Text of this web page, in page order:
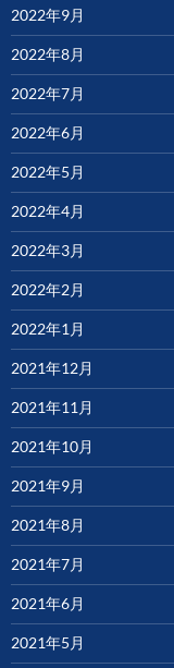
2022年9月
2022年8月
2022年7月
2022年6月
2022年5月
2022年4月
2022年3月
2022年2月
2022年1月
2021年12月
2021年11月
2021年10月
2021年9月
2021年8月
2021年7月
2021年6月
2021年5月